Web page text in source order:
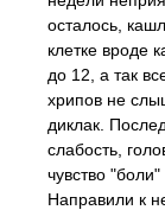
осталось,
клетке вроде
до 12, а так
хрипов не
диклак.
слабость,
чувство "боли"
Направили к